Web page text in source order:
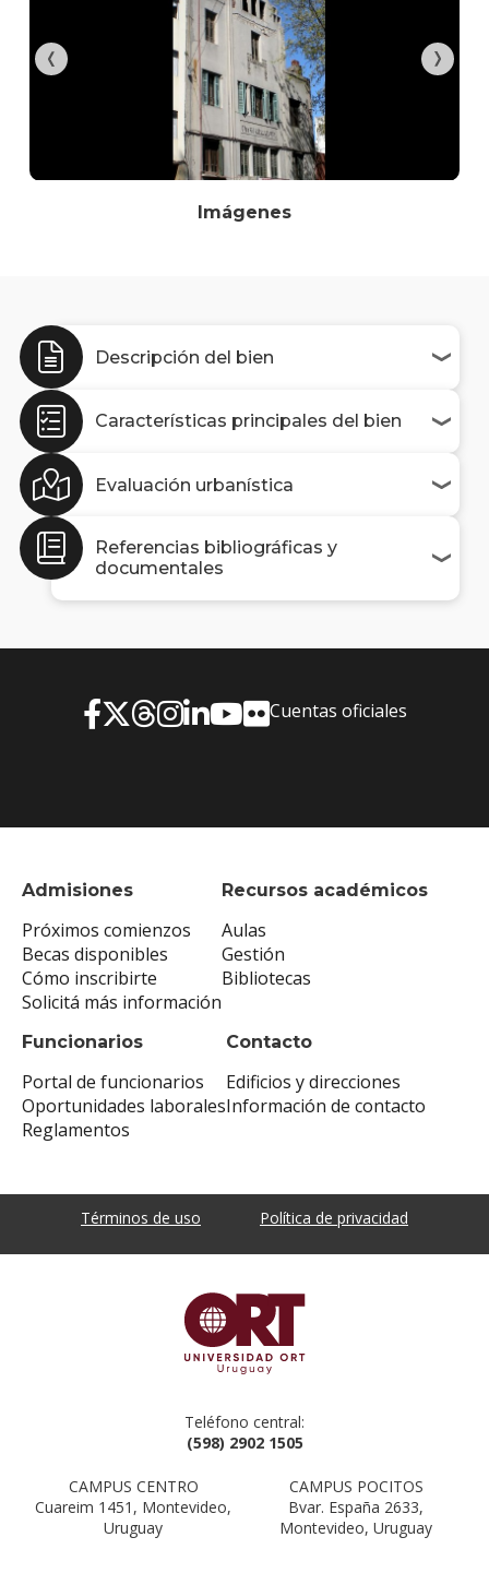
Imágenes
Descripción del bien
Características principales del bien
Evaluación urbanística
Referencias bibliográficas y
documentales
Admisiones
Próximos comienzos
Becas disponibles
Cómo inscribirte
Solicitá más información
Recursos académicos
Aulas
Gestión
Bibliotecas
Funcionarios
Portal de funcionarios
Oportunidades laborales
Reglamentos
Contacto
Edificios y direcciones
Información de contacto
Cuentas oficiales
Términos de uso Política de privacidad
Teléfono central:
(598) 2902 1505
CAMPUS CENTRO
Cuareim 1451, Montevideo,
Uruguay
CAMPUS POCITOS
Bvar. España 2633,
Montevideo, Uruguay